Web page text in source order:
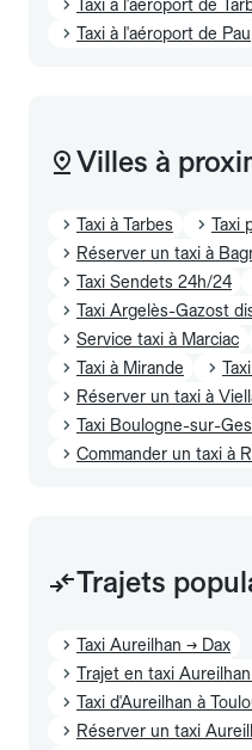
Taxi à l'aéroport de
Taxi à l'aéroport de Pau
Villes à
Taxi à Tarbes
Taxi
Réserver un taxi à
Taxi Sendets 24h/24
Taxi Argelès-Gazost
Service taxi à Marciac
Taxi à Mirande
Réserver un taxi à
Taxi Boulogne-sur-
Commander un taxi à
Trajets
Taxi Aureilhan → Dax
Trajet en taxi
Taxi d'Aureilhan à
Réserver un taxi